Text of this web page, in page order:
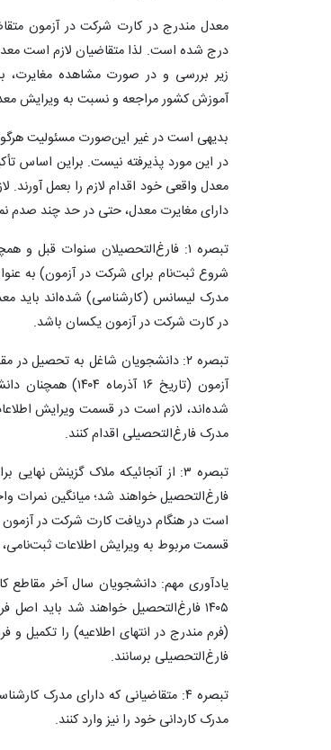
معدل مندرج در کارت شرکت در آزمون
درج شده است. لذا متقاضیان لازم است
زیر بررسی و در صورت مشاهده
آموزش کشور مراجعه و نسبت به ویرایش
بدیهی است در غیر این‌صورت مسئولیت
در این مورد پذیرفته نیست. براین اساس
معدل واقعی خود اقدام لازم را بعمل
دارای مغایرت معدل، حتی در حد چند صدم
شروع ثبت‌نام برای شرکت در آزمون) به
مدرک لیسانس (کارشناسی) شده‌اند باید
در کارت شرکت در آزمون یکسان باشد.
تبصره ‌۲: دانشجویان‌ شاغل‌ به‌ تحصیل‌
شده‌اند، لازم است در قسمت ویرایش
مدرک فارغ‌التحصیلی اقدام کنند.
قسمت مربوط به ویرایش اطلاعات ثبت‌نامی،
(فرم مندرج در انتهای اطلاعیه) را تکمیل
فارغ‌التحصیلی برسانند.
تبصره ‌۴: متقاضیانی که دارای مدرک
مدرک کاردانی خود را نیز وارد کنند.